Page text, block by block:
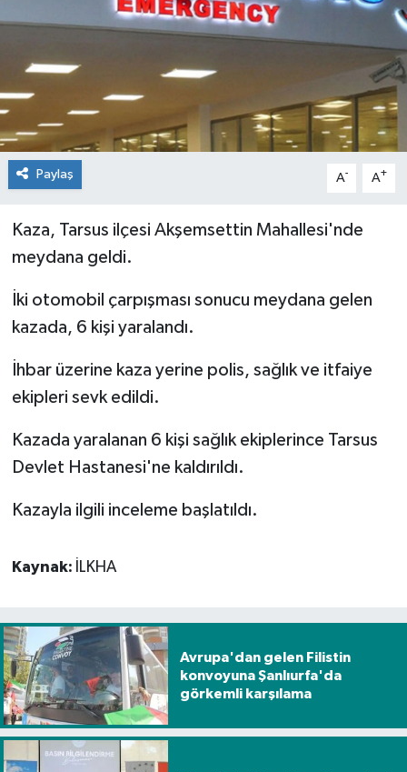
Paylaş A- A+
Kaza, Tarsus ilçesi Akşemsettin Mahallesi'nde
meydana geldi.
İki otomobil çarpışması sonucu meydana gelen
kazada, 6 kişi yaralandı.
İhbar üzerine kaza yerine polis, sağlık ve itfaiye
ekipleri sevk edildi.
Kazada yaralanan 6 kişi sağlık ekiplerince Tarsus
Devlet Hastanesi'ne kaldırıldı.
Kazayla ilgili inceleme başlatıldı.
Kaynak: İLKHA
Avrupa'dan gelen Filistin
konvoyuna Şanlıurfa'da
görkemli karşılama
Güncel
Gündem
İlim & İrfan
Kültür & Sanat
Sağlık
Sağlık & Yaşam
Spor
Yaşam